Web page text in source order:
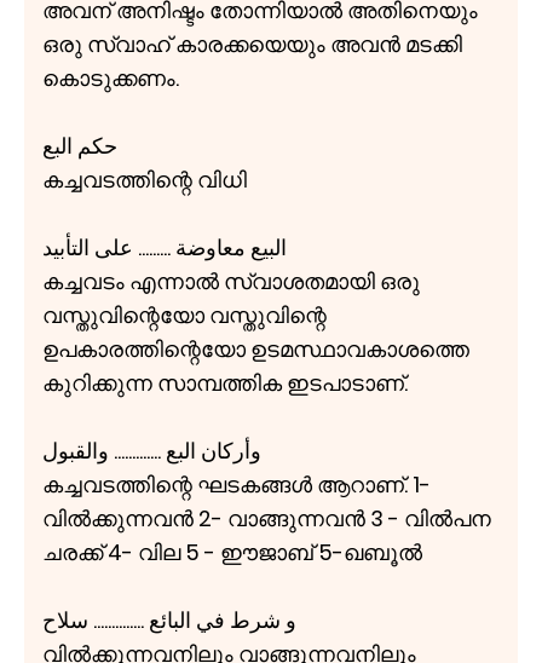
അവന് അനിഷ്ടം തോന്നിയാൽ അതിനെയും
ഒരു സ്വാഹ് കാരക്കയെയും അവൻ മടക്കി
കൊടുക്കണം.
حكم البع
കച്ചവടത്തിന്റെ വിധി
البيع معاوضة ......... على التأبيد
കച്ചവടം എന്നാൽ സ്വാശതമായി ഒരു
വസ്തുവിന്റെയോ വസ്തുവിന്റെ
ഉപകാരത്തിന്റെയോ ഉടമസ്ഥാവകാശത്തെ
കുറിക്കുന്ന സാമ്പത്തിക ഇടപാടാണ്.
وأركان البع ............. والقبول
കച്ചവടത്തിന്റെ ഘടകങ്ങൾ ആറാണ്. 1-
വിൽക്കുന്നവൻ 2- വാങ്ങുന്നവൻ 3 - വിൽപന
ചരക്ക് 4- വില 5 - ഈജാബ് 5-ഖബൂൽ
و شرط في البائع .............. سلاح
വിൽക്കുന്നവനിലും വാങ്ങുന്നവനിലും